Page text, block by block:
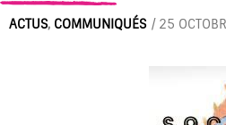
ACTUS, COMMUNIQUÉS / 25